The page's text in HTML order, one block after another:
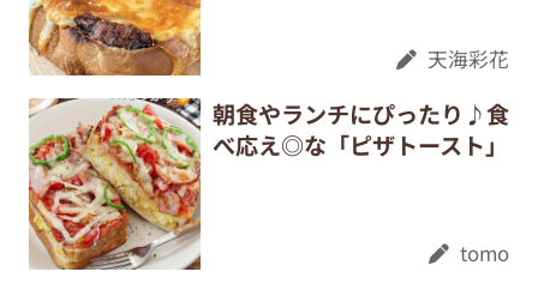
天海彩花
朝食やランチにぴったり♪食
べ応え◎な「ピザトースト」
tomo